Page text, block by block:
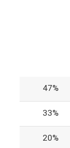
47%
33%
20%